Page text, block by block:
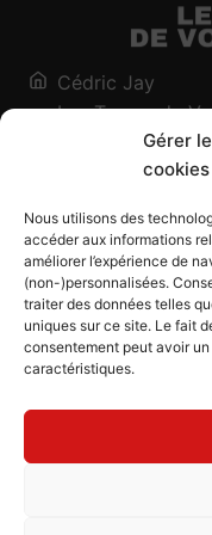
Gérer
cookies
Nous utilisons des
accéder aux informations
améliorer l’expérience de
(non-)personnalisées.
traiter des données telles
uniques sur ce site. Le fait
consentement peut avoir
caractéristiques.
Cédric Jay
Les Traces de
120, chemin des
73200
Blog
Outils
Contact
Plan du site
Mentions légales
Politique de
Politique de